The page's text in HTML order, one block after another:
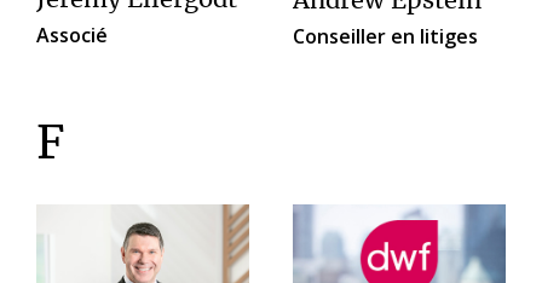
Associé Conseiller en litiges
F